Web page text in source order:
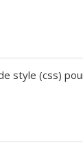
style (css)